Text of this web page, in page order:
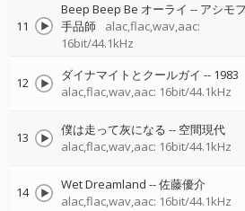
11
Beep Beep Be オーライ -- アシモ
手品師
alac,flac,wav,aac:
16bit/44.1kHz
12 ダイナマイトとクールガイ -- 1983
alac,flac,wav,aac: 16bit/44.1kHz
13 僕は走って灰になる -- 空間現代
alac,flac,wav,aac: 16bit/44.1kHz
14 Wet Dreamland --佐藤優介
alac,flac,wav,aac: 16bit/44.1kHz